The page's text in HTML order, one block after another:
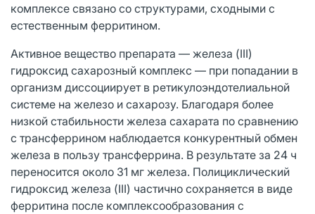
комплексе связано со структурами, сходными с
естественным ферритином.
Активное вещество препарата — железа (III)
гидроксид сахарозный комплекс — при попадании в
организм диссоциирует в ретикулоэндотелиальной
системе на железо и сахарозу. Благодаря более
низкой стабильности железа сахарата по сравнению
с трансферрином наблюдается конкурентный обмен
железа в пользу трансферрина. В результате за 24 ч
переносится около 31 мг железа. Полициклический
гидроксид железа (III) частично сохраняется в виде
ферритина после комплексообразования с